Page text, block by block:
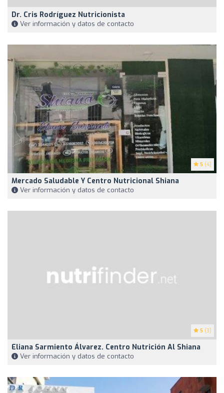
Dr. Cris Rodríguez Nutricionista
Ver información y datos de contacto
5 (4)
Mercado Saludable Y Centro Nutricional Shiana
Ver información y datos de contacto
5 (3)
Eliana Sarmiento Álvarez. Centro Nutrición Al Shiana
Ver información y datos de contacto